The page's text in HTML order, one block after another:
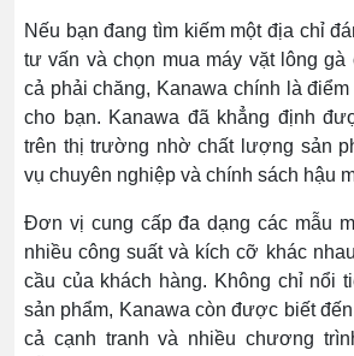
Nếu bạn đang tìm kiếm một địa chỉ
tư vấn và chọn mua máy vặt lông
cả phải chăng, Kanawa chính là
cho bạn. Kanawa đã khẳng định
trên thị trường nhờ chất lượng sản
vụ chuyên nghiệp và chính sách hậu
Đơn vị cung cấp đa dạng các mẫu
nhiều công suất và kích cỡ khác
cầu của khách hàng. Không chỉ nổi
sản phẩm, Kanawa còn được biết
cả cạnh tranh và nhiều chương